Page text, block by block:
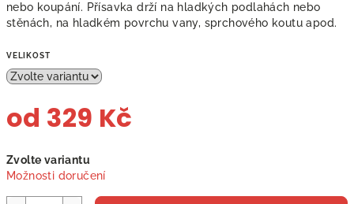
nebo koupání. Přísavka drží na hladkých podlahách nebo
stěnách, na hladkém povrchu vany, sprchového koutu apod.
VELIKOST
od 329 Kč
cena:
Zvolte variantu
Možnosti doručení